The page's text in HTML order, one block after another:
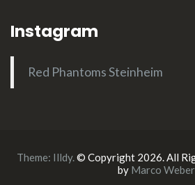
Instagram
Red Phantoms Steinheim
Theme: Illdy.© Copyright 2026. All
by Marco Weber